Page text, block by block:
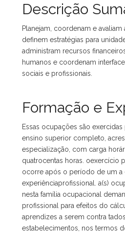
Descrição
Planejam, coordenam e avaliam
definem estratégias para
administram recursos
humanos e coordenam
sociais e profissionais.
Formação e
Essas ocupações são
ensino superior completo,
especialização, com carga
quatrocentas horas. oexercício
ocorre após o período de um a
experiênciaprofissional. a(s)
nesta família ocupacional
profissional para efeitos do
aprendizes a serem contra
estabelecimentos, nos termos